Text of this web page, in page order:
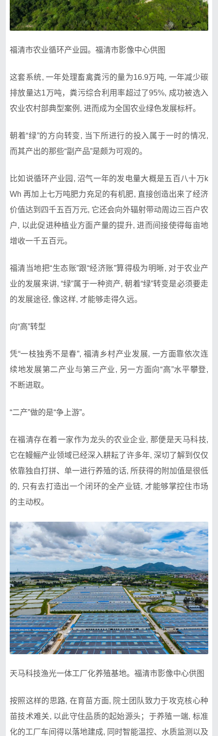
福清市农业循环产业园。福清市影像中心供图
这套系统, 一年处理畜禽粪污的量为16.9万吨, 一年减少碳
排放量达1万吨，粪污综合利用率超过了95%, 成功被选入
农业农村部典型案例, 进而成为全国农业绿色发展标杆。
朝着“绿”的方向转变, 当下所进行的投入属于一时的情况,
而其产出的那些“副产品”是颇为可观的。
比如说循环产业园, 沼气一年的发电量大概是五百八十万k
Wh 再加上七万吨肥力充足的有机肥, 直接创造出来了经济
价值达到四千五百万元, 它还会向外辐射带动周边三百户农
户, 以此促进种植业方面产量的提升, 进而间接使得每亩地
增收一千五百元。
福清当地把“生态账”跟“经济账”算得极为明晰, 对于农业产
业的发展来讲, “绿”属于一种资产, 朝着“绿”转变是必须要走
的发展途径, 像这样, 才能够走得久远。
向“高”转型
凭“一枝独秀不是春”, 福清乡村产业发展, 一方面靠依次连
续地发展第二产业与第三产业, 另一方面向“高”水平攀登,
不断进取。
“二产”做的是“争上游”。
在福清存在着一家作为龙头的农业企业, 那便是天马科技,
它在鳗鲡产业领域已经深入耕耘了许多年, 深切了解到仅仅
依靠独自打拼、单一进行养殖的话, 所获得的附加值是很低
的, 只有去打造出一个闭环的全产业链, 才能够掌控住市场
的主动权。
天马科技渔光一体工厂化养殖基地。福清市影像中心供图
按照这样的思路, 在育苗方面, 院士团队致力于攻克核心种
苗技术难关, 以此守住品质的起始源头；于养殖一端, 标准
化的工厂车间得以落地建成, 同时智能温控、水质监测以及